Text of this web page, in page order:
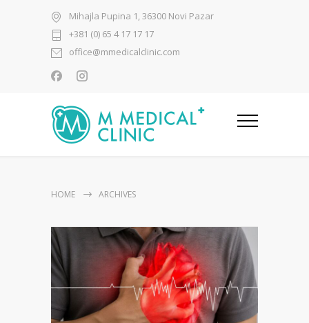
Mihajla Pupina 1, 36300 Novi Pazar
+381 (0) 65 4 17 17 17
office@mmedicalclinic.com
HOME ARCHIVES